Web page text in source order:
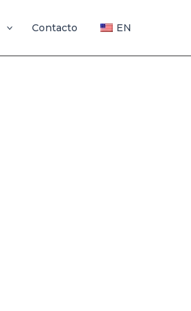
Contacto EN